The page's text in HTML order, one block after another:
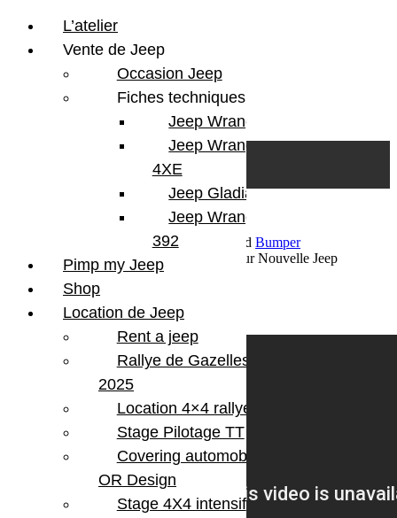
Par Martial BumperOffroad Bumper
OffRoad|JeepJeep Commentaires fermés
sur Nouvelle Jeep
Wrangler 2018
Nouvelle Jeep Wrangler 2018
L’atelier
Vente de Jeep
Occasion Jeep
Fiches techniques
Jeep Wrangler JL
Jeep Wrangler
4XE
Jeep Gladiator
Jeep Wrangler V8
392
Pimp my Jeep
Shop
Location de Jeep
Rent a jeep
Rallye de Gazelles
2025
Location 4×4 rallye
Stage Pilotage TT
Covering automobile –
OR Design
Stage 4X4 intensif